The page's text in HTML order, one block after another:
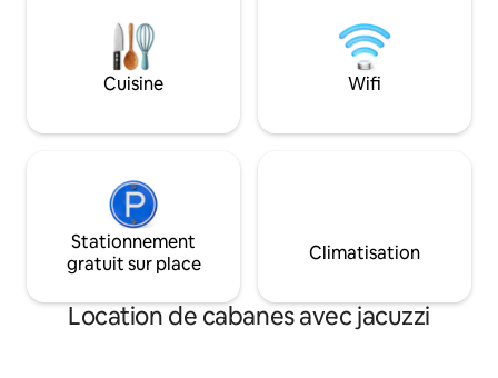
sommes entourés d'une ferme
arboricole de 35 acres donc très privée,
mais proche de la Silicon Valley ! Notre
propriété dispose d'un générateur de
affectés par les coupures de courant.
propane et un
pleinement et se
noter que le
sens unique et
Cuisine Wifi
Stationnement
gratuit sur place
Climatisation
Location de cabanes avec jacuzzi